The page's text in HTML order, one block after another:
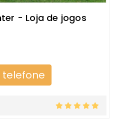
- Loja de jogos
telefone